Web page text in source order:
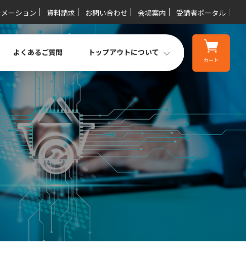
ーション 資料請求 お問い合わせ 会場案内 受講者ポータル
よくあるご質問 トップアウトについて
カート